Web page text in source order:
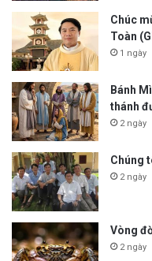
Chúc
Toàn
1 ngày
Bánh
thánh
2 ngày
Chúng
2 ngày
Vòng
2 ngày